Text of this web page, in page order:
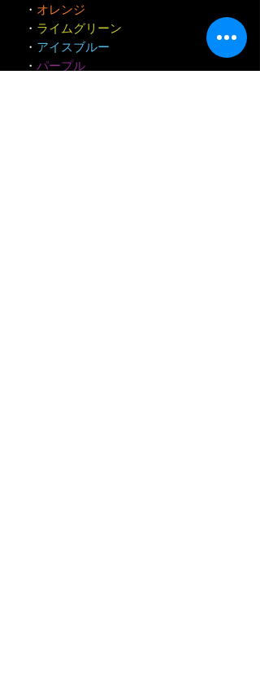
・ オレンジ
・ ライムグリーン
・ アイスブルー
・ パープル